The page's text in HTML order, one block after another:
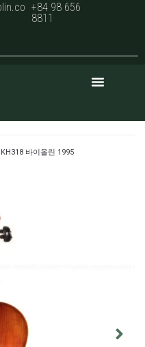
+84 98 656
8811
바이올린 1995